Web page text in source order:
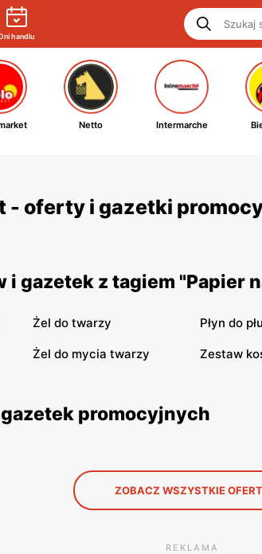
handlu
Netto Intermarche
- oferty i gazetki
gazetek z tagiem "Papier
Żel do twarzy Płyn do
Żel do mycia twarzy Zestaw
promocyjnych
ZOBACZ WSZYSTKIE
REKLAMA